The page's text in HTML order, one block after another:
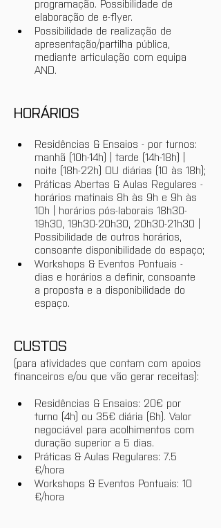
programação. Possibilidade de
elaboração de e-flyer.
Possibilidade de realização de
apresentação/partilha pública,
mediante articulação com equipa
AND.
HORÁRIOS
Residências & Ensaios - por turnos:
manhã (10h-14h) | tarde (14h-18h) |
noite (18h-22h) OU diárias (10 às 18h);
Práticas Abertas & Aulas Regulares -
horários matinais 8h às 9h e 9h às
10h | horários pós-laborais 18h30-
19h30, 19h30-20h30, 20h30-21h30 |
Possibilidade de outros horários,
consoante disponibilidade do espaço;
Workshops & Eventos Pontuais -
dias e horários a definir, consoante
a proposta e a disponibilidade do
espaço.
CUSTOS
(para atividades que contam com apoios
financeiros e/ou que vão gerar receitas):
Residências & Ensaios: 20€ por
turno (4h) ou 35€ diária (6h). Valor
negociável para acolhimentos com
duração superior a 5 dias.
Práticas & Aulas Regulares: 7.5
€/hora
Workshops & Eventos Pontuais: 10
€/hora